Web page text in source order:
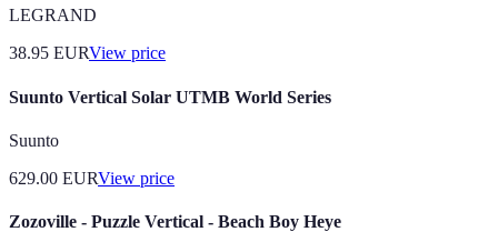
LEGRAND
38.95 EURView price
Suunto Vertical Solar UTMB World Series
Suunto
629.00 EURView price
Zozoville - Puzzle Vertical - Beach Boy Heye